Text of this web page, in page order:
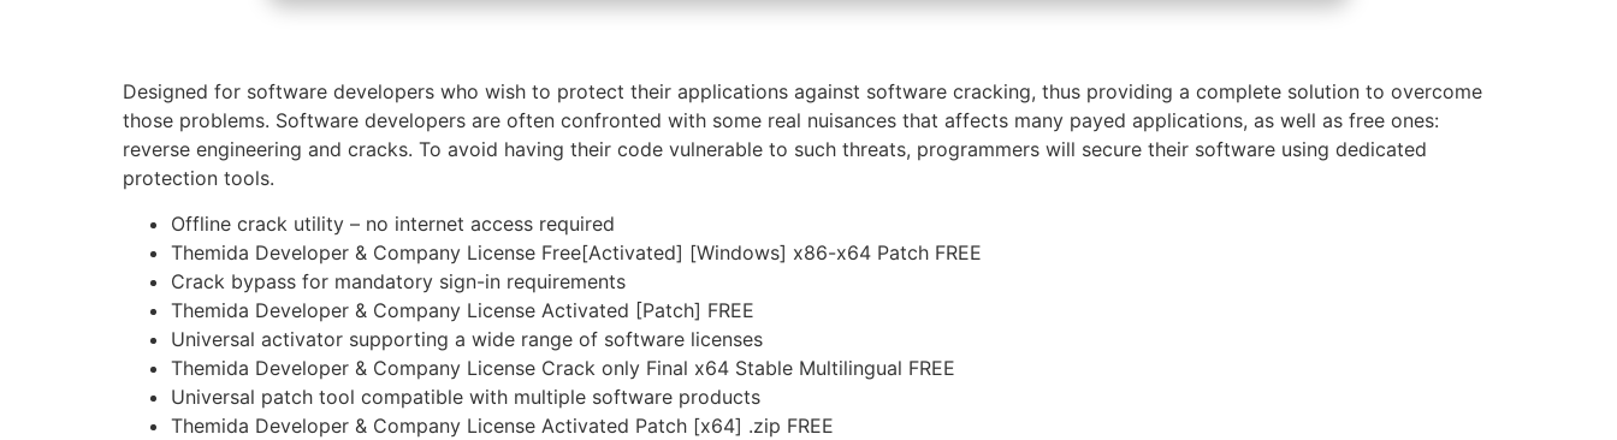
Designed for software developers who wish to protect their applications against software cracking, thus providing a complete solution to overcome
those problems. Software developers are often confronted with some real nuisances that affects many payed applications, as well as free ones:
reverse engineering and cracks. To avoid having their code vulnerable to such threats, programmers will secure their software using dedicated
protection tools.
Offline crack utility – no internet access required
Themida Developer & Company License Free[Activated] [Windows] x86-x64 Patch FREE
Crack bypass for mandatory sign-in requirements
Themida Developer & Company License Activated [Patch] FREE
Universal activator supporting a wide range of software licenses
Themida Developer & Company License Crack only Final x64 Stable Multilingual FREE
Universal patch tool compatible with multiple software products
Themida Developer & Company License Activated Patch [x64] .zip FREE